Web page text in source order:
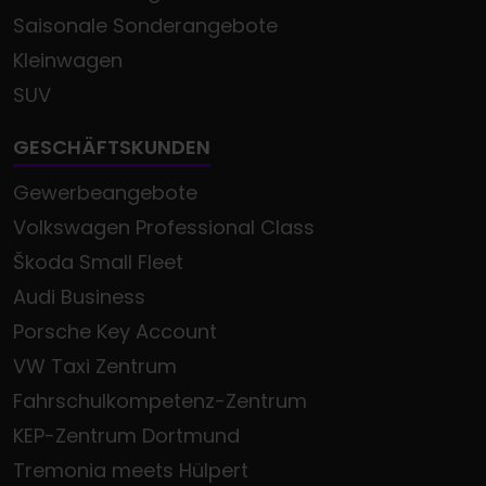
Saisonale Sonderangebote
Kleinwagen
SUV
GESCHÄFTSKUNDEN
Gewerbeangebote
Volkswagen Professional Class
Škoda Small Fleet
Audi Business
Porsche Key Account
VW Taxi Zentrum
Fahrschulkompetenz-Zentrum
KEP-Zentrum Dortmund
Tremonia meets Hülpert